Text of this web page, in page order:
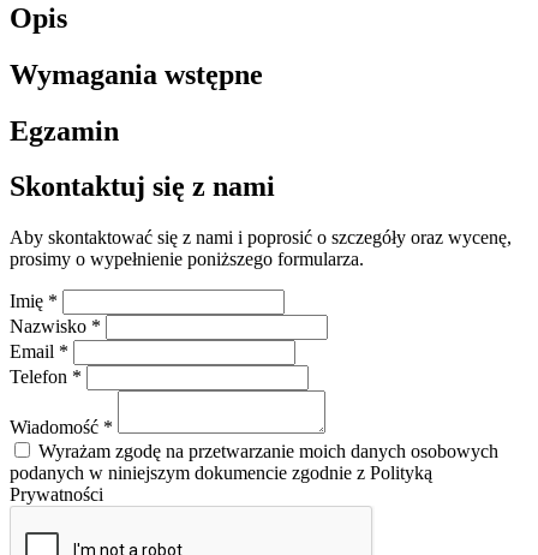
Opis
Wymagania wstępne
Egzamin
Skontaktuj się z nami
Aby skontaktować się z nami i poprosić o szczegóły oraz wycenę,
prosimy o wypełnienie poniższego formularza.
Imię *
Nazwisko *
Email *
Telefon *
Wiadomość *
Wyrażam zgodę na przetwarzanie moich danych osobowych
podanych w niniejszym dokumencie zgodnie z Polityką
Prywatności